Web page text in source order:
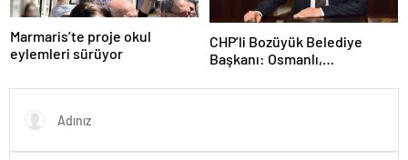
Marmaris’te proje okul
eylemleri sürüyor
CHP’li Bozüyük Belediye
Başkanı: Osmanlı,
sattı